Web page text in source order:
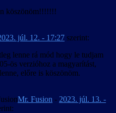
köszönöm!!!!!!!
júl. 12. - 17:27 szerint:
lenne rá mód hogy le tudjam
ös verzióhoz a magyarítást,
előre is köszönöm.
Mr. Fusion - 2023. júl. 13. -